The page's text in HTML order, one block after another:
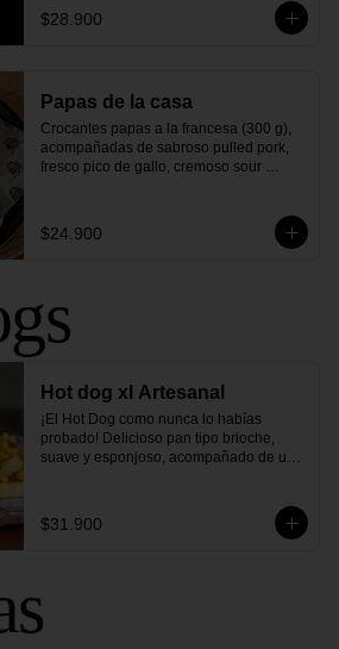
sabores clásicos que nunca pasa de
moda.
$28.900
Papas de la casa
Crocantes papas a la francesa (300 g),
acompañadas de sabroso pulled pork,
fresco pico de gallo, cremoso sour
sabores que elevará tus papas a otro
nivel.
$24.900
Hot dog xl Artesanal
¡El Hot Dog como nunca lo habías
probado! Delicioso pan tipo brioche,
suave y esponjoso, acompañado de una
mozzarella gratinado, tocineta ahumada,
ripio de papa, pepinillos agridulces y
$31.900